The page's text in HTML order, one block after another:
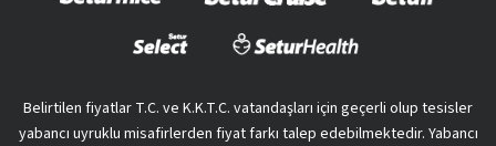
Belirtilen fiyatlar T.C. ve K.K.T.C. vatandaşları için geçerli olup tesisler
yabancı uyruklu misafirlerden fiyat farkı talep edebilmektedir. Yabancı